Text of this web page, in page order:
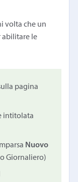
volta che un
abilitare le
pagina
intitolata
Nuovo
Giornaliero)